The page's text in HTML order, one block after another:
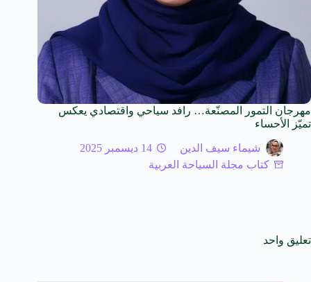
مهرجان التمور المصنّعة… رافد سياحي واقتصادي يعكس
تميّز الأحساء
شيماء سيف الدين
14 ديسمبر 2025
كتاب مجلة السياحة العربية
تعليق واحد